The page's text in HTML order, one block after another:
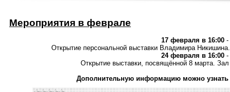
Мероприятия в феврале
17 февраля в 16:00 -
Открытие персональной выставки Владимира
24 февраля в 16:00 -
Открытие выставки, посвящённой 8 марта. Зал
Дополнительную информацию можно узнать